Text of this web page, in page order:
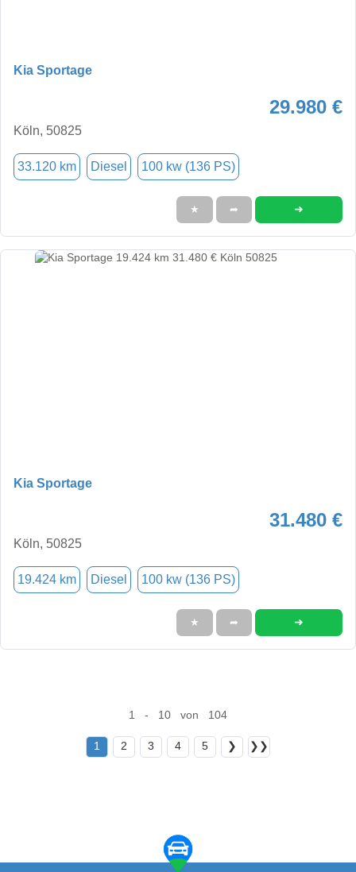
Kia Sportage
29.980 €
Köln, 50825
33.120 km Diesel 100 kw (136 PS)
★ ➦ ➜
Kia Sportage
31.480 €
Köln, 50825
19.424 km Diesel 100 kw (136 PS)
★ ➦ ➜
1 - 10 von 104
1 2 3 4 5 ❯ ❯❯